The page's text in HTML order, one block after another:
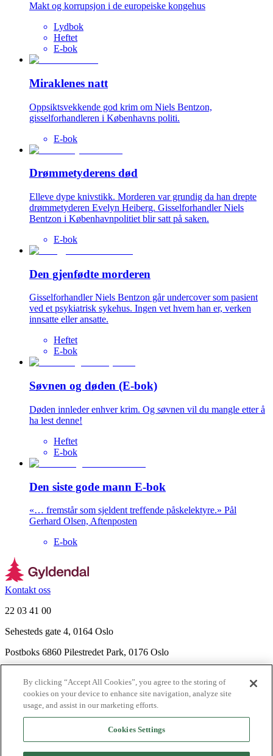
Makt og korrupsjon i de europeiske kongehus
Lydbok
Heftet
E-bok
Miraklenes natt
Oppsiktsvekkende god krim om Niels Bentzon,
gisselforhandleren i Københavns politi.
E-bok
Drømmetyderens død
Elleve dype knivstikk. Morderen var grundig da han drepte
drømmetyderen Evelyn Heiberg. Gisselforhandler Niels
Bentzon i Københavnpolitiet blir satt på saken.
E-bok
Den gjenfødte morderen
Gisselforhandler Niels Bentzon går undercover som pasient
ved et psykiatrisk sykehus. Ingen vet hvem han er, verken
innsatte eller ansatte.
Heftet
E-bok
Søvnen og døden (E-bok)
Døden innleder enhver krim. Og søvnen vil du mangle etter å
ha lest denne!
Heftet
E-bok
Den siste gode mann E-bok
«… fremstår som sjeldent treffende påskelektyre.» Pål
Gerhard Olsen, Aftenposten
E-bok
Kontakt oss
22 03 41 00
Sehesteds gate 4, 0164 Oslo
Postboks 6860 Pilestredet Park, 0176 Oslo
Nyhetsbrev
Ledige stillinger
Send inn manus
By clicking “Accept All Cookies”, you agree to the storing of
cookies on your device to enhance site navigation, analyze site
usage, and assist in our marketing efforts.
Cookies Settings